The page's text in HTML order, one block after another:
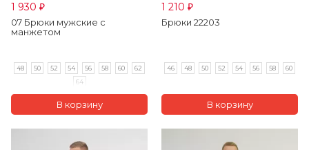
1 930 ₽
07 Брюки мужские с
манжетом
48 50 52 54 56 58 60
62
64
1 210 ₽
Брюки 22203
46 48 50 52 54 56 58 60